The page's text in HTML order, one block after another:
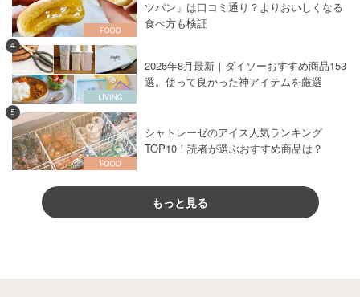
ツパン」は口コミ通り？よりおいしくなる
食べ方も検証
4
2026年8月最新｜ダイソーおすすめ商品153
選。使って良かった神アイテムを厳選
5
シャトレーゼのアイス人気ランキング
TOP10！読者が選ぶおすすめ商品は？
もっと見る